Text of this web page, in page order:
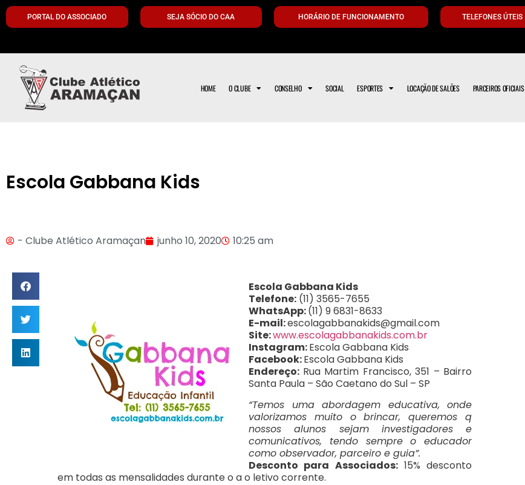
PORTAL DO ASSOCIADO SEJA SÓCIO DO CAA HORÁRIO DE FUNCIONAMENTO TELEFONES ÚTEIS
HOME O CLUBE CONSELHO SOCIAL ESPORTES LOCAÇÃO DE SALÕES PARCEIROS OFICIAIS
Escola Gabbana Kids
- Clube Atlético Aramaçan junho 10, 2020 10:25 am
Escola Gabbana Kids
Telefone: (11) 3565-7655
WhatsApp:(11) 9 6831-8633
E-mail:escolagabbanakids@gmail.com
Site:www.escolagabbanakids.com.br
Instagram:Escola Gabbana Kids
Facebook:Escola Gabbana Kids
Endereço: Rua Martim Francisco, 351 – Bairro
Santa Paula – São Caetano do Sul – SP
“Temos uma abordagem educativa, onde
valorizamos muito o brincar, queremos q
nossos alunos sejam investigadores e
comunicativos, tendo sempre o educador
como observador, parceiro e guia”.
Desconto para Associados:15% desconto
em todas as mensalidades durante o a o letivo corrente.